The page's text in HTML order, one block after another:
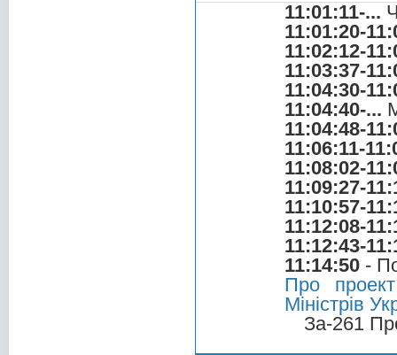
11:01:11-...
11:01:20-
11:02:12-
11:03:37-
11:04:30-
11:04:40-...
11:04:48-
11:06:11-
11:08:02-
11:09:27-
11:10:57-
11:12:08-
11:12:43-
11:14:50 -
Про
Міністрів
За-261